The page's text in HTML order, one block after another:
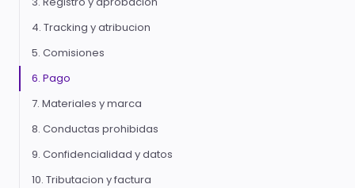
4. Tracking y atribucion
5. Comisiones
6. Pago
7. Materiales y marca
8. Conductas prohibidas
9. Confidencialidad y datos
10. Tributacion y factura